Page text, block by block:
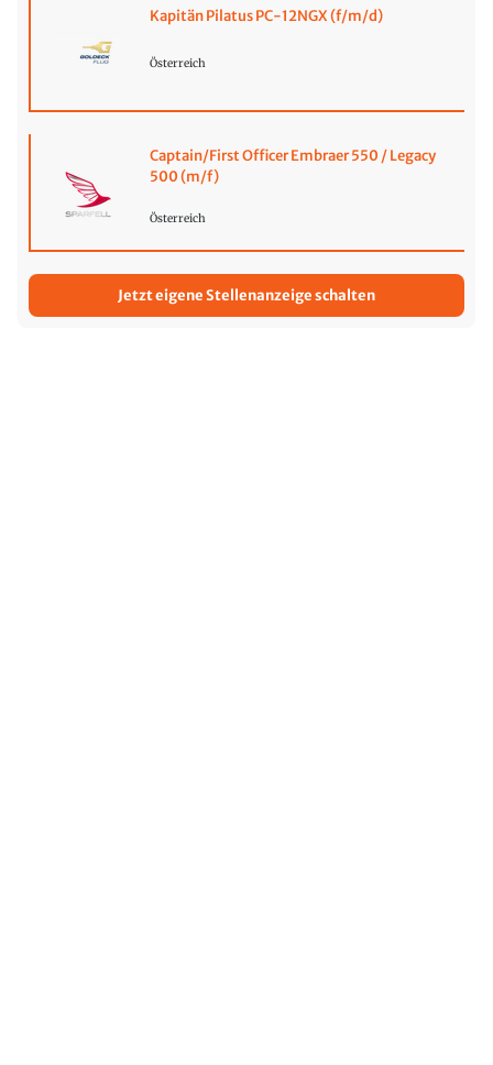
Kapitän Pilatus PC-12NGX (f/m/d)
Österreich
Captain/First Officer Embraer 550 / Legacy
500 (m/f)
Österreich
Jetzt eigene Stellenanzeige schalten